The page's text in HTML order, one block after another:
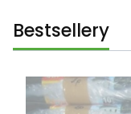
Bestsellery